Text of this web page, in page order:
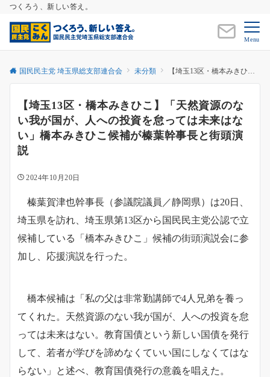
つくろう、新しい答え。
Menu
国民民主党 埼玉県総支部連合会 未分類 【埼玉13区・橋本みきひこ】「天然資源のない我が国が、人への投資を怠っては未来はない」橋本みきひこ候補が榛葉幹事長と街頭演説
【埼玉13区・橋本みきひこ】「天然資源のな
い我が国が、人への投資を怠っては未来はな
い」橋本みきひこ候補が榛葉幹事長と街頭演
説
2024年10月20日
榛葉賀津也幹事長（参議院議員／静岡県）は20日、
埼玉県を訪れ、埼玉県第13区から国民民主党公認で立
候補している「橋本みきひこ」候補の街頭演説会に参
加し、応援演説を行った。
橋本候補は「私の父は非常勤講師で4人兄弟を養っ
てくれた。天然資源のない我が国が、人への投資を怠
っては未来はない。教育国債という新しい国債を発行
して、若者が学びを諦めなくていい国にしなくてはな
らない」と述べ、教育国債発行の意義を唱えた。